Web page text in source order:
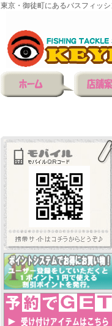
東京・御徒町にあるバスフィッ